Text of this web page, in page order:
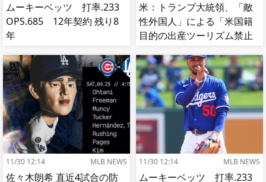
ムーキーベッツ 打率.233
OPS.685 12年契約 残り8
年
米：トランプ大統領、「敵
性外国人」による「米国籍
目的の出産ツーリズム禁止
へ[海外の反応]
11/30 12:14 MLB NEWS
佐々木朗希 直近4試合の防
11/30 12:14 MLB NEWS
ムーキーベッツ 打率.233